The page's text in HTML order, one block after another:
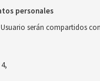
personales
serán compartidos
4,